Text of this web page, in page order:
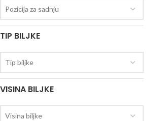
Pozicija za sadnju
TIP BILJKE
Tip biljke
VISINA BILJKE
Visina biljke